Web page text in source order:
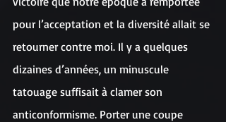
pour l’acceptation et la diversité allait se
retourner contre moi. Il y a quelques
dizaines d’années, un minuscule
tatouage suffisait à clamer son
anticonformisme. Porter une coupe